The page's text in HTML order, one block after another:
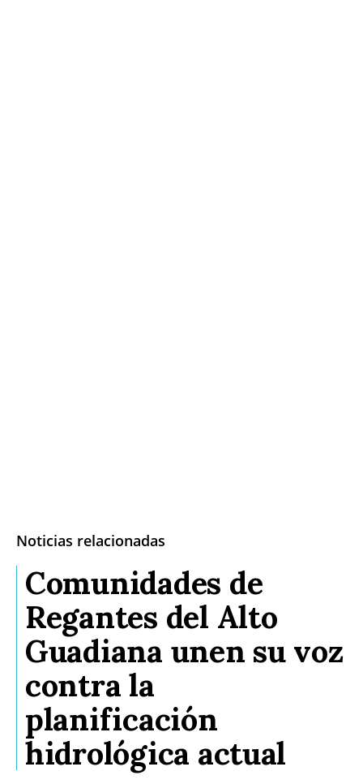
Noticias relacionadas
Comunidades de
Regantes del Alto
Guadiana unen su voz
contra la
planificación
hidrológica actual